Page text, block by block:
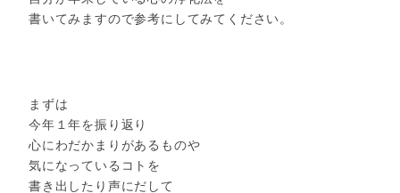
書いてみますので参考にしてみてください。
まずは
今年１年を振り返り
心にわだかまりがあるものや
気になっているコトを
書き出したり声にだして